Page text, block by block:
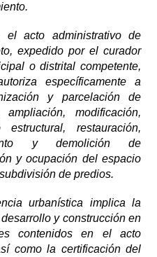
el acto administrativo de
expedido por el curador
o distrital competente,
específicamente a
y parcelación de
modificación,
estructural, restauración,
y demolición de
y ocupación del espacio
de predios.
urbanística implica la
y construcción en
contenidos en el acto
como la certificación del